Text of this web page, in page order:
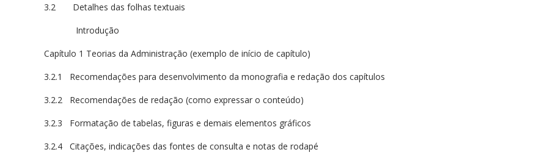
3.2 Detalhes das folhas textuais
Introdução
Capítulo 1 Teorias da Administração (exemplo de início de capítulo)
3.2.1 Recomendações para desenvolvimento da monografia e redação dos capítulos
3.2.2 Recomendações de redação (como expressar o conteúdo)
3.2.3 Formatação de tabelas, figuras e demais elementos gráficos
3.2.4 Citações, indicações das fontes de consulta e notas de rodapé